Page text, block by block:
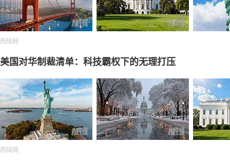
西陆网
美国对华制裁清单：科技霸权下的无理打压
西陆网